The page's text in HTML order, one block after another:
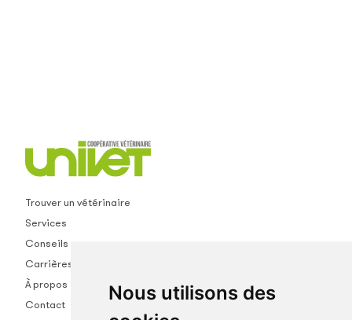
Nous utilisons des
Trouver un vétérinaire
Services
Conseils
Carrières
À propos
Contact